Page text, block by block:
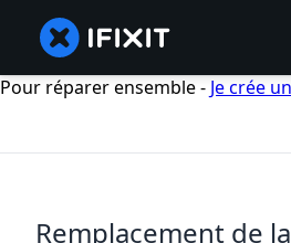
Pour réparer ensemble - Je crée
Remplacement de